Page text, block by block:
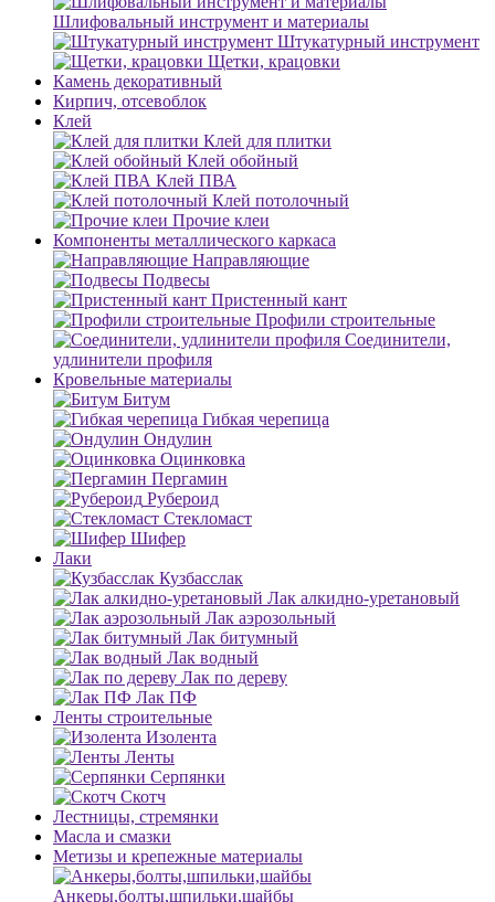
Шлифовальный инструмент и материалы
Штукатурный инструмент
Щетки, крацовки
Камень декоративный
Кирпич, отсевоблок
Клей
Клей для плитки
Клей обойный
Клей ПВА
Клей потолочный
Прочие клеи
Компоненты металлического каркаса
Направляющие
Подвесы
Пристенный кант
Профили строительные
Соединители,
удлинители профиля
Кровельные материалы
Битум
Гибкая черепица
Ондулин
Оцинковка
Пергамин
Рубероид
Стекломаст
Шифер
Лаки
Кузбасслак
Лак алкидно-уретановый
Лак аэрозольный
Лак битумный
Лак водный
Лак по дереву
Лак ПФ
Ленты строительные
Изолента
Ленты
Серпянки
Скотч
Лестницы, стремянки
Масла и смазки
Метизы и крепежные материалы
Анкеры,болты,шпильки,шайбы